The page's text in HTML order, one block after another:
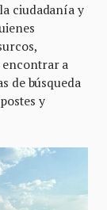
ciudadanía y
encontrar a
de búsqueda
y